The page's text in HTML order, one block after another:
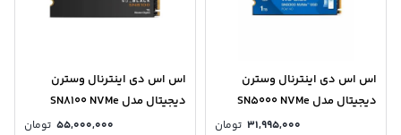
اس اس دی اینترنال وسترن
دیجیتال مدل SN5000 NVMe
31,995,000 تومان
اس اس دی اینترنال وسترن
دیجیتال مدل SN8100 NVMe
55,000,000 تومان